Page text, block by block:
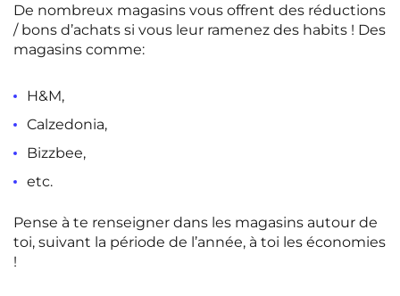
De nombreux magasins vous offrent des réductions
/ bons d’achats si vous leur ramenez des habits ! Des
magasins comme:
H&M,
Calzedonia,
Bizzbee,
etc.
Pense à te renseigner dans les magasins autour de
toi, suivant la période de l’année, à toi les économies
!